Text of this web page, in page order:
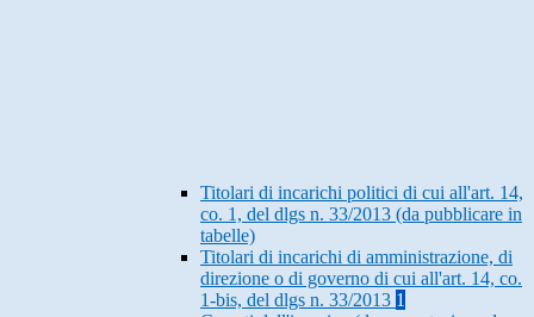
Titolari di incarichi politici di cui all'art. 14,
co. 1, del dlgs n. 33/2013 (da pubblicare in
tabelle)
Titolari di incarichi di amministrazione, di
direzione o di governo di cui all'art. 14, co.
1-bis, del dlgs n. 33/2013 1